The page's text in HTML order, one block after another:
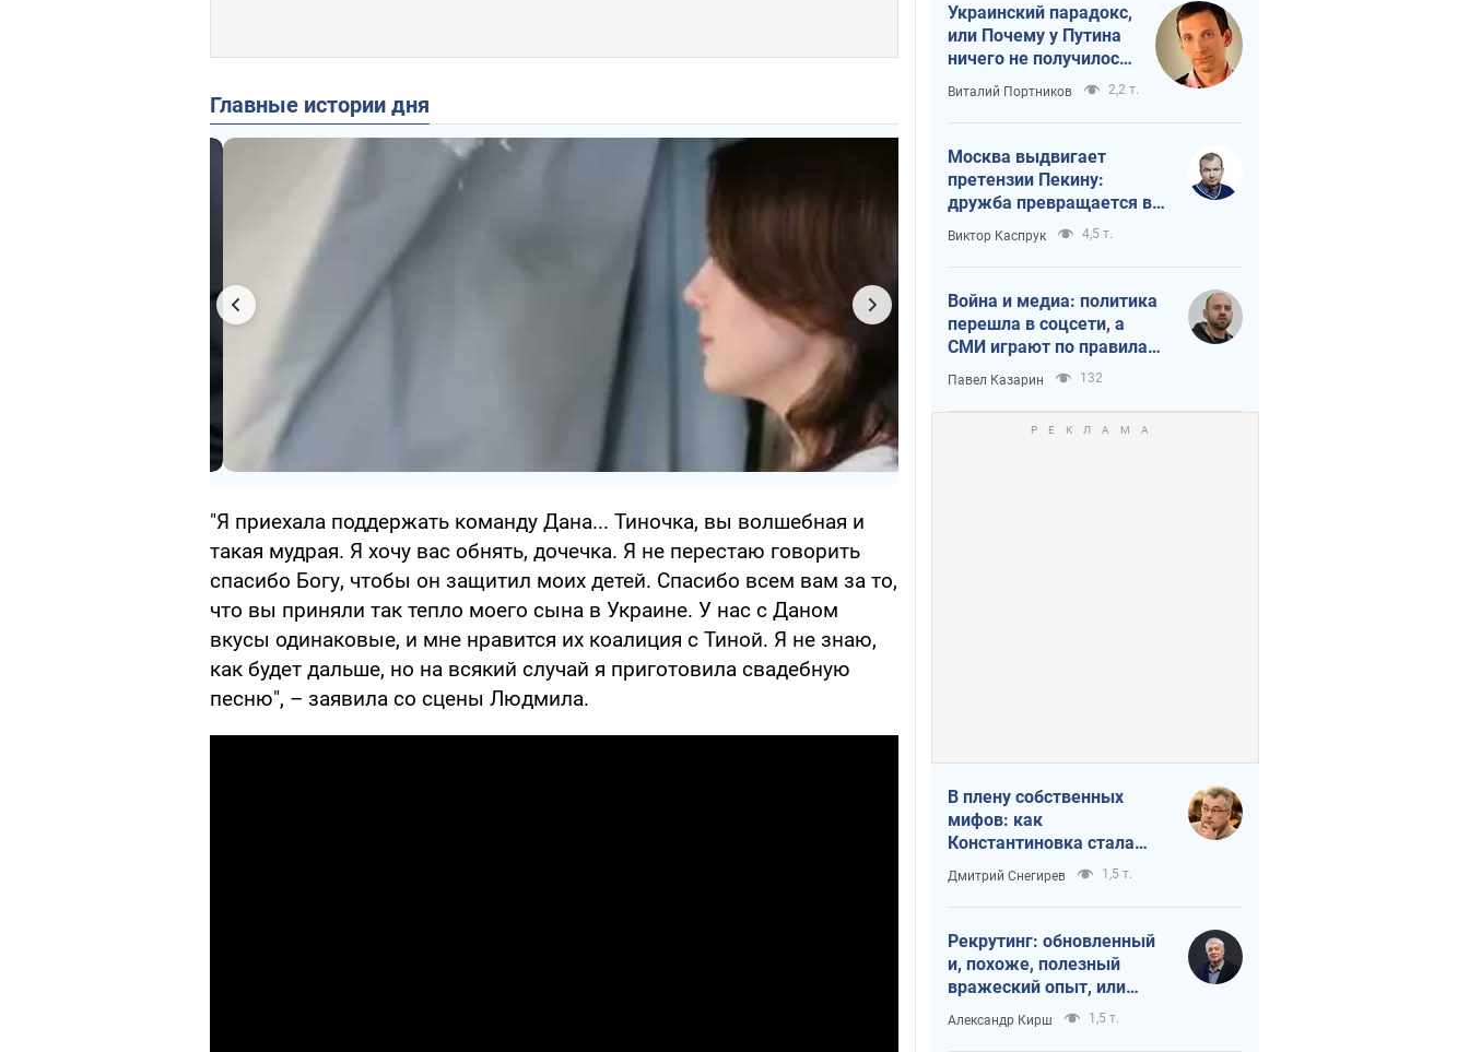
Главные истории дня
"Я приехала поддержать команду Дана... Тиночка, вы волшебная и
такая мудрая. Я хочу вас обнять, дочечка. Я не перестаю говорить
спасибо Богу, чтобы он защитил моих детей. Спасибо всем вам за то,
что вы приняли так тепло моего сына в Украине. У нас с Даном
вкусы одинаковые, и мне нравится их коалиция с Тиной. Я не знаю,
как будет дальше, но на всякий случай я приготовила свадебную
песню", – заявила со сцены Людмила.
Украинский парадокс,
или Почему у Путина
ничего не получилось
с Украиной
Виталий Портников 2,2 т.
Москва выдвигает
претензии Пекину:
дружба превращается в
зависимость России от
Китая
Виктор Каспрук 4,5 т.
Война и медиа: политика
перешла в соцсети, а
СМИ играют по правилам
YouTube
Павел Казарин 132
В плену собственных
мифов: как
Константиновка стала
главной идеологической
ловушкой для российских
оккупантов
Дмитрий Снегирев 1,5 т.
Рекрутинг: обновленный
и, похоже, полезный
вражеский опыт, или
Диалектика
требовательной трусости
Александр Кирш 1,5 т.